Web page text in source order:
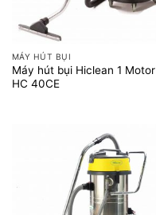
MÁY HÚT BỤI
Máy hút bụi Hiclean 1 Motor
HC 40CE